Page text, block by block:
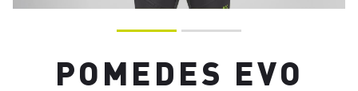
POMEDES EVO